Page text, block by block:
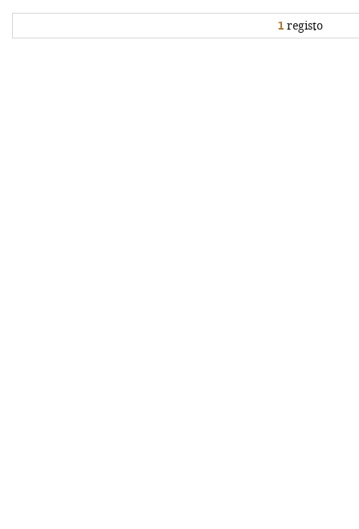
1 registo